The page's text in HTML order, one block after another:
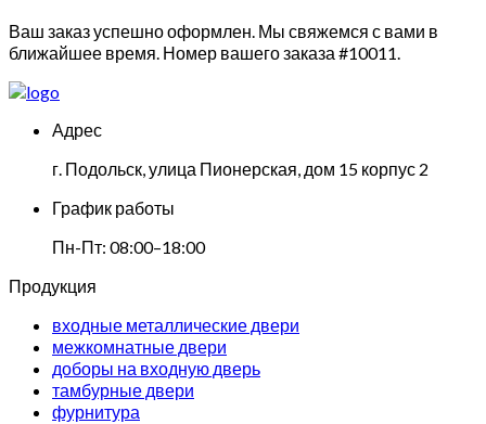
Ваш заказ успешно оформлен. Мы свяжемся с вами в
ближайшее время. Номер вашего заказа #10011.
Адрес
г. Подольск, улица Пионерская, дом 15 корпус 2
График работы
Пн-Пт: 08:00–18:00
Продукция
входные металлические двери
межкомнатные двери
доборы на входную дверь
тамбурные двери
фурнитура